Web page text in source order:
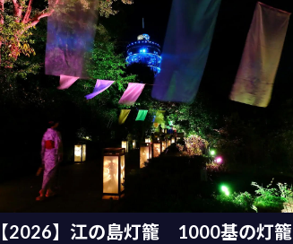
【2026】江の島灯籠 1000基の灯籠